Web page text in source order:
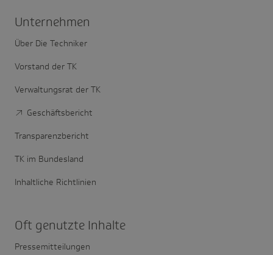
Unter­nehmen
Über Die Techniker
Vorstand der TK
Verwaltungsrat der TK
Geschäftsbericht
Transparenzbericht
TK im Bundesland
Inhaltliche Richtlinien
Oft genutzte Inhalte
Pressemitteilungen